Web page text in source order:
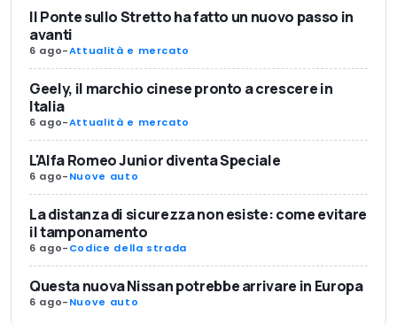
Il Ponte sullo Stretto ha fatto un nuovo passo in
avanti
6 ago-Attualità e mercato
Geely, il marchio cinese pronto a crescere in
Italia
6 ago-Attualità e mercato
L'Alfa Romeo Junior diventa Speciale
6 ago-Nuove auto
La distanza di sicurezza non esiste: come evitare
il tamponamento
6 ago-Codice della strada
Questa nuova Nissan potrebbe arrivare in Europa
6 ago-Nuove auto